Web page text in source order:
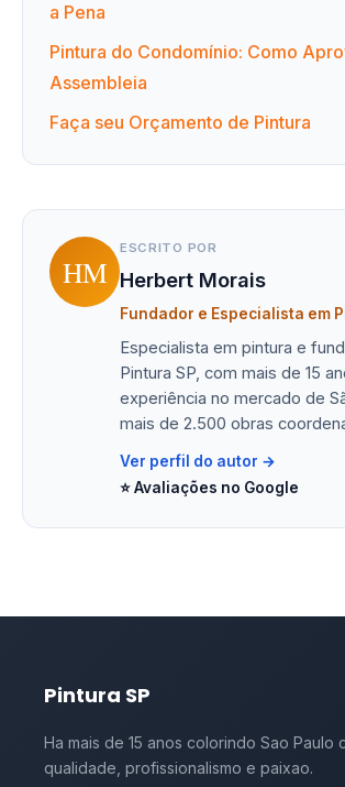
a Pena
Pintura do Condomínio: Como
Assembleia
Faça seu Orçamento de Pintura
HM
ESCRITO POR
Herbert Morais
Fundador e Especialista em
Especialista em pintura e
Pintura SP, com mais de 15
experiência no mercado de
mais de 2.500 obras
Ver perfil do autor →
⭐ Avaliações no Google
Pintura SP
Ha mais de 15 anos colorindo Sao Paulo
qualidade, profissionalismo e paixao.